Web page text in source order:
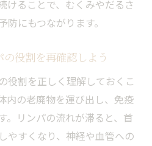
けることで、むくみやだるさ
にもつながります。
役割を再確認しよう
役割を正しく理解しておくこ
内の老廃物を運び出し、免疫
。リンパの流れが滞ると、首
やすくなり、神経や血管への